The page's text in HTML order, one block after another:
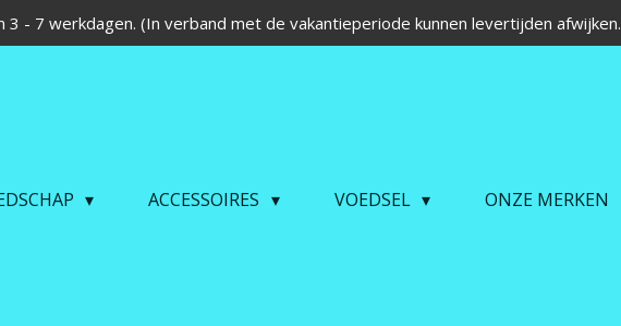
3 - 7 werkdagen. (In verband met de vakantieperiode kunnen levertijden afwijken.
ACCESSOIRES VOEDSEL ONZE MERKEN